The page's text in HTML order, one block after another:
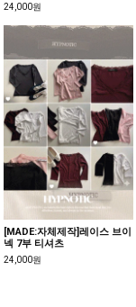
24,000원
[MADE:자체제작]레이스 브이
넥 7부 티셔츠
24,000원